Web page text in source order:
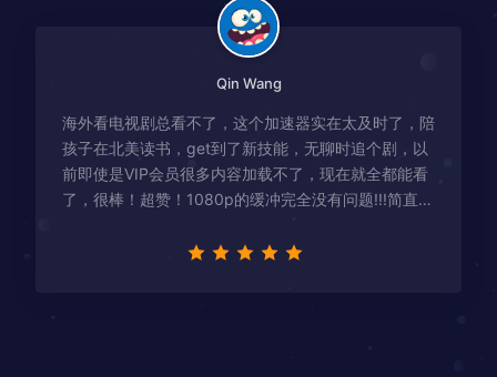
Qin Wang
海外看电视剧总看不了，这个加速器实在太及时了，陪
孩子在北美读书，get到了新技能，无聊时追个剧，以
前即使是VIP会员很多内容加载不了，现在就全都能看
了，很棒！超赞！1080p的缓冲完全没有问题!!!简直救